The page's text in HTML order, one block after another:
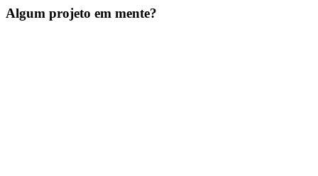
Algum projeto em mente?